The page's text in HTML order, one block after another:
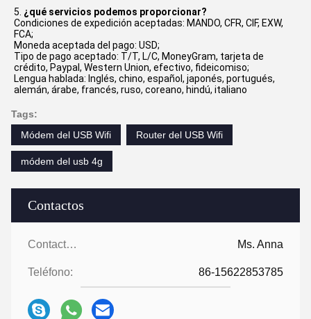
Contactos
Contactos: Ms. Anna
Teléfono: 86-15622853785
5. ¿qué servicios podemos proporcionar?
Condiciones de expedición aceptadas: MANDO, CFR, CIF, EXW,
FCA;
Moneda aceptada del pago: USD;
Tipo de pago aceptado: T/T, L/C, MoneyGram, tarjeta de
crédito, Paypal, Western Union, efectivo, fideicomiso;
Lengua hablada: Inglés, chino, español, japonés, portugués,
alemán, árabe, francés, ruso, coreano, hindú, italiano
Tags:
Módem del USB Wifi
Router del USB Wifi
módem del usb 4g